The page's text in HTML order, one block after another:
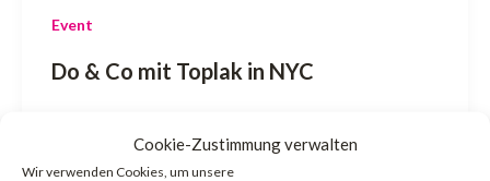
Cookie-Zustimmung verwalten
Wir verwenden Cookies, um unsere
Event
Do & Co mit Toplak in NYC
TOPLAK International Bei dem ersten